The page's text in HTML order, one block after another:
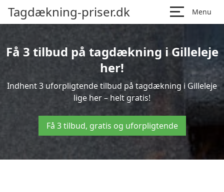
Tagdækning-priser.dk Menu
Få 3 tilbud på tagdækning i Gilleleje
her!
Indhent 3 uforpligtende tilbud på tagdækning i Gilleleje
lige her – helt gratis!
Få 3 tilbud, gratis og uforpligtende